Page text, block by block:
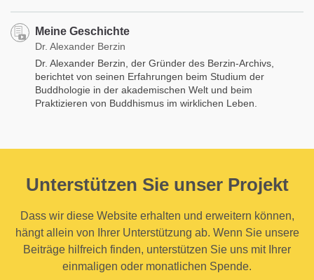
Meine Geschichte
Dr. Alexander Berzin
Dr. Alexander Berzin, der Gründer des Berzin-Archivs,
berichtet von seinen Erfahrungen beim Studium der
Buddhologie in der akademischen Welt und beim
Praktizieren von Buddhismus im wirklichen Leben.
Unterstützen Sie unser Projekt
Dass wir diese Website erhalten und erweitern können,
hängt allein von Ihrer Unterstützung ab. Wenn Sie unsere
Beiträge hilfreich finden, unterstützen Sie uns mit Ihrer
einmaligen oder monatlichen Spende.